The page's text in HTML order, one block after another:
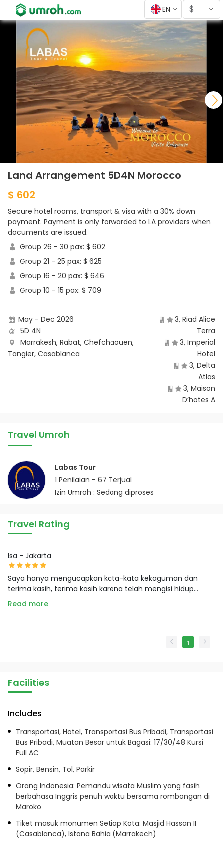
EN $
Land Arrangement 5D4N Morocco
$ 602
Secure hotel rooms, transport & visa with a 30% down
payment. Payment is only forwarded to LA providers when
documents are issued.
Group 26 - 30 pax: $ 602
Group 21 - 25 pax: $ 625
Group 16 - 20 pax: $ 646
Group 10 - 15 pax: $ 709
May - Dec 2026
5D 4N
Marrakesh, Rabat, Chefchaouen,
Tangier, Casablanca
3, Riad Alice
Terra
3, Imperial
Hotel
3, Delta
Atlas
3, Maison
D’hotes A
Travel Umroh
Labas Tour
1 Penilaian - 67 Terjual
Izin Umroh : Sedang diproses
Travel Rating
Isa - Jakarta
Saya hanya mengucapkan kata-kata kekaguman dan
terima kasih, terima kasih karena telah mengisi hidup...
Read more
1
Facilities
Includes
Transportasi, Hotel, Transportasi Bus Pribadi, Transportasi
Bus Pribadi, Muatan Besar untuk Bagasi: 17/30/48 Kursi
Full AC
Sopir, Bensin, Tol, Parkir
Orang Indonesia: Pemandu wisata Muslim yang fasih
berbahasa Inggris penuh waktu bersama rombongan di
Maroko
Tiket masuk monumen Setiap Kota: Masjid Hassan II
(Casablanca), Istana Bahia (Marrakech)